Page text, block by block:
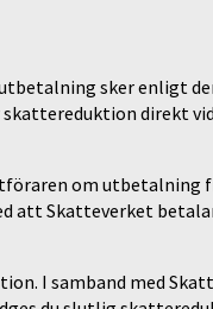
sker enligt
direkt
om utbetalning
att Skatteverket
I samband med